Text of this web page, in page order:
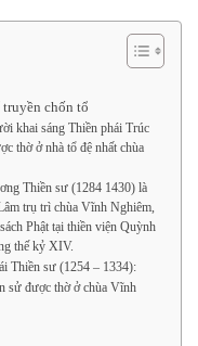
truyền chốn tổ
khai sáng Thiền phái Trúc
thờ ở nhà tổ đệ nhất chùa
Thiền sư (1284 1430) là
trụ trì chùa Vĩnh Nghiêm,
Phật tại thiền viện Quỳnh
thế kỷ XIV.
Thiền sư (1254 – 1334):
sử được thờ ở chùa Vĩnh